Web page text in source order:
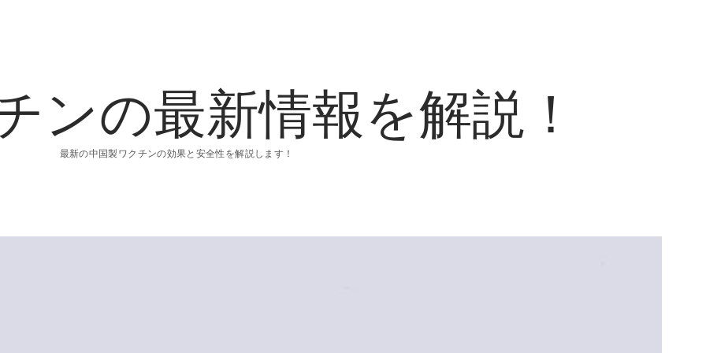
ンの最新情報を解説！
最新の中国製ワクチンの効果と安全性を解説します！